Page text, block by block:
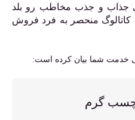
جذاب و جذب مخاطب رو بلد
کاتالوگ منحصر به فرد فروش
خدمت شما بیان کرده است:
گرم